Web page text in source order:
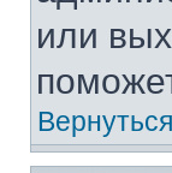
или